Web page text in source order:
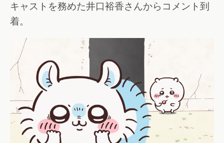
キャストを務めた井口裕香さんからコメント到
着。